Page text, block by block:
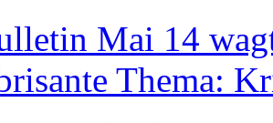
Mai 14
Thema: